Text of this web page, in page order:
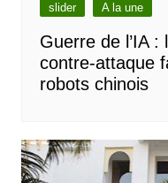
slider A la une
Guerre de l’IA :
contre-attaque
robots chinois